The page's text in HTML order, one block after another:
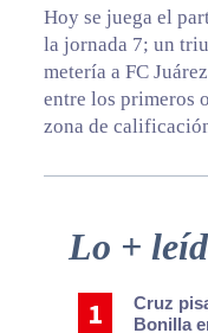
Hoy se juega el
la jornada 7; un
metería a FC
entre los primeros
zona de
Primary
Lo +
Cruz
Bonilla